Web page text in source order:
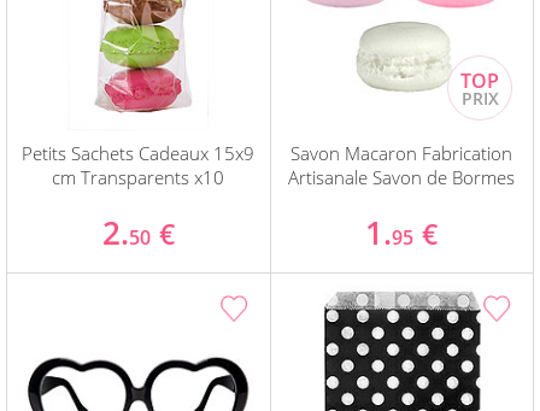
Petits Sachets Cadeaux 15x9
cm Transparents x10
2.50 €
Savon Macaron Fabrication
Artisanale Savon de Bormes
1.95 €